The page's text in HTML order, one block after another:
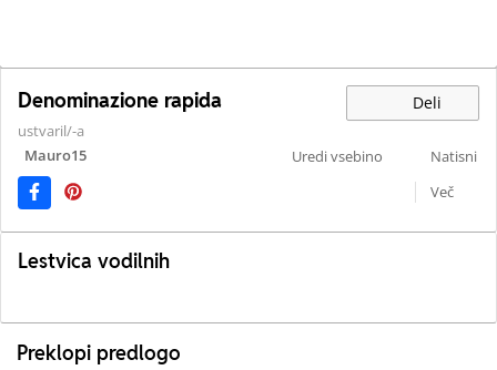
Denominazione rapida Deli
ustvaril/-a
Mauro15
Uredi vsebino
Natisni
Več
Lestvica vodilnih
Preklopi predlogo